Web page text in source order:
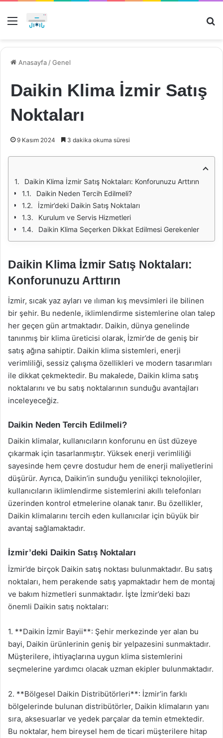
Menü
Anasayfa /Genel
Daikin Klima İzmir Satış
Noktaları
9 Kasım 2024 3 dakika okuma süresi
Daikin Klima İzmir Satış Noktaları: Konforunuzu Arttırın
Daikin Neden Tercih Edilmeli?
İzmir’deki Daikin Satış Noktaları
Kurulum ve Servis Hizmetleri
Daikin Klima Seçerken Dikkat Edilmesi Gerekenler
Daikin Klima İzmir Satış Noktaları:
Konforunuzu Arttırın
İzmir, sıcak yaz ayları ve ılıman kış mevsimleri ile bilinen
bir şehir. Bu nedenle, iklimlendirme sistemlerine olan talep
her geçen gün artmaktadır. Daikin, dünya genelinde
tanınmış bir klima üreticisi olarak, İzmir’de de geniş bir
satış ağına sahiptir. Daikin klima sistemleri, enerji
verimliliği, sessiz çalışma özellikleri ve modern tasarımları
ile dikkat çekmektedir. Bu makalede, Daikin klima satış
noktalarını ve bu satış noktalarının sunduğu avantajları
inceleyeceğiz.
Daikin Neden Tercih Edilmeli?
Daikin klimalar, kullanıcıların konforunu en üst düzeye
çıkarmak için tasarlanmıştır. Yüksek enerji verimliliği
sayesinde hem çevre dostudur hem de enerji maliyetlerini
düşürür. Ayrıca, Daikin’in sunduğu yenilikçi teknolojiler,
kullanıcıların iklimlendirme sistemlerini akıllı telefonları
üzerinden kontrol etmelerine olanak tanır. Bu özellikler,
Daikin klimalarını tercih eden kullanıcılar için büyük bir
avantaj sağlamaktadır.
İzmir’deki Daikin Satış Noktaları
İzmir’de birçok Daikin satış noktası bulunmaktadır. Bu satış
noktaları, hem perakende satış yapmaktadır hem de montaj
ve bakım hizmetleri sunmaktadır. İşte İzmir’deki bazı
önemli Daikin satış noktaları:
1. **Daikin İzmir Bayii**: Şehir merkezinde yer alan bu
bayi, Daikin ürünlerinin geniş bir yelpazesini sunmaktadır.
Müşterilere, ihtiyaçlarına uygun klima sistemlerini
seçmelerine yardımcı olacak uzman ekipler bulunmaktadır.
2. **Bölgesel Daikin Distribütörleri**: İzmir’in farklı
bölgelerinde bulunan distribütörler, Daikin klimaların yanı
sıra, aksesuarlar ve yedek parçalar da temin etmektedir.
Bu noktalar, hem bireysel hem de ticari müşterilere hitap